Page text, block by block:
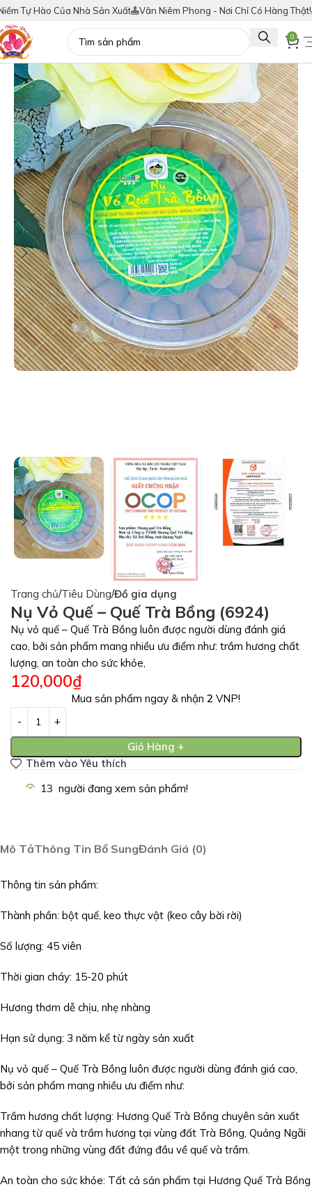
Hào Của Nhà Sản Xuất Vân Niêm Phong - Nơi Chỉ Có Hàng Thật!
0
Trang chủ Tiêu Dùng Đồ gia dụng
Nụ Vỏ Quế – Quế Trà Bồng (6924)
Nụ vỏ quế – Quế Trà Bồng luôn được người dùng đánh giá
cao, bởi sản phẩm mang nhiều ưu điểm như: trầm hương chất
lượng, an toàn cho sức khỏe,
120,000₫
Mua sản phẩm ngay & nhận2 VNP!
Giỏ Hàng +
Thêm vào Yêu thích
13 người đang xem sản phẩm!
Mô TảThông Tin Bổ SungĐánh Giá (0)
Thông tin sản phẩm:
Thành phần: bột quế, keo thực vật (keo cây bời rời)
Số lượng: 45 viên
Thời gian cháy: 15-20 phút
Hương thơm dễ chịu, nhẹ nhàng
Hạn sử dụng: 3 năm kể từ ngày sản xuất
Nụ vỏ quế – Quế Trà Bồng luôn được người dùng đánh giá cao,
bởi sản phẩm mang nhiều ưu điểm như:
Trầm hương chất lượng: Hương Quế Trà Bồng chuyên sản xuất
nhang từ quế và trầm hương tại vùng đất Trà Bồng, Quảng Ngãi
một trong những vùng đất đứng đầu về quế và trầm.
An toàn cho sức khỏe: Tất cả sản phẩm tại Hương Quế Trà Bồng